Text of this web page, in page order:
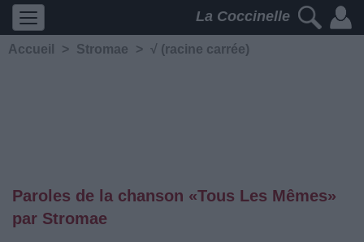
La Coccinelle
Accueil > Stromae > √ (racine carrée)
Paroles de la chanson «Tous Les Mêmes»
par Stromae